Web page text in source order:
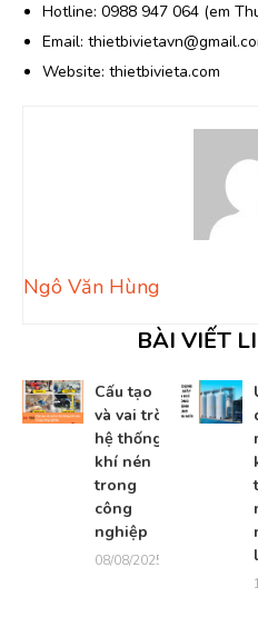
Hotline: 0988 947 064 (em
Email:
Website: thietbivieta.com
Ngô Văn Hùng
BÀI VIẾT
Cấu tạo
và vai trò
hệ thống
khí nén
trong
công
nghiệp
08/08/2025